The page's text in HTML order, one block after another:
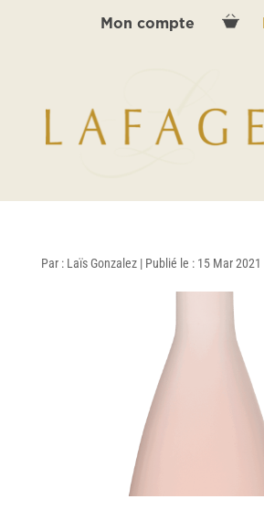
Mon compte
Par : Laïs Gonzalez | Publié le : 15 Mar 2021